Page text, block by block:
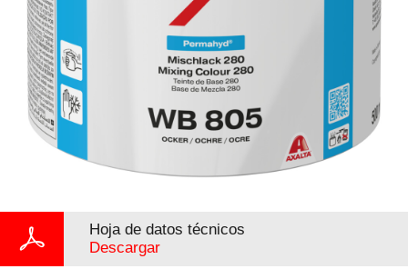
Hoja de datos técnicos
Descargar